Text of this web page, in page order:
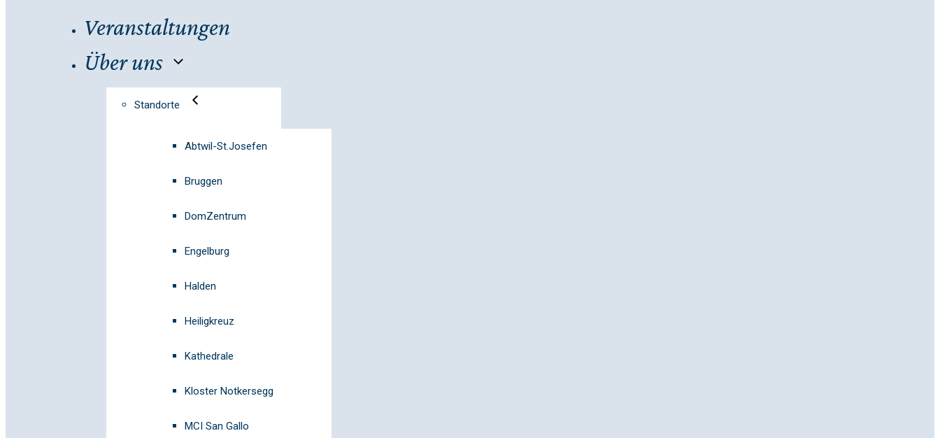
Veranstaltungen
Über uns
Standorte
Abtwil-St.Josefen
Bruggen
DomZentrum
Engelburg
Halden
Heiligkreuz
Kathedrale
Kloster Notkersegg
MCI San Gallo